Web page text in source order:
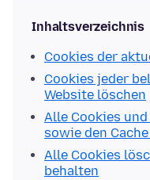
Inhaltsverzeichnis
Cookies der
Cookies jeder
Website löschen
Alle Cookies
sowie den
Alle Cookies
behalten